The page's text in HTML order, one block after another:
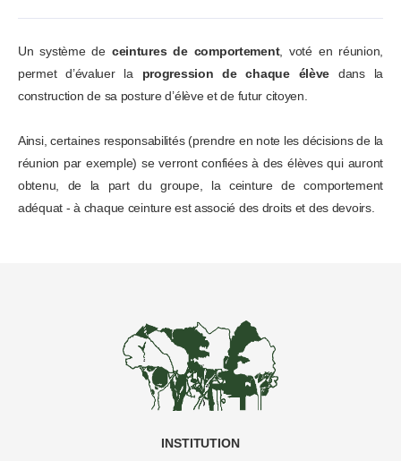
Un système de ceintures de comportement, voté en réunion,
permet d’évaluer la progression de chaque élève dans la
construction de sa posture d’élève et de futur citoyen.
Ainsi, certaines responsabilités (prendre en note les décisions de la
réunion par exemple) se verront confiées à des élèves qui auront
obtenu, de la part du groupe, la ceinture de comportement
adéquat - à chaque ceinture est associé des droits et des devoirs.
INSTITUTION